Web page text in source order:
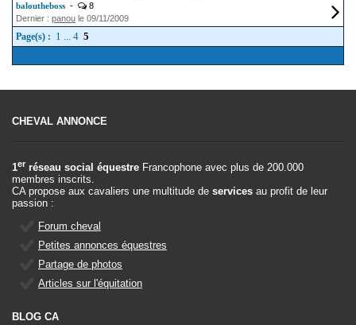
baloutheboss -
8
Dernier : panou le 09/11/2009
Page(s) : 1 ... 4 5
CHEVAL ANNONCE
1er réseau social équestre Francophone avec plus de 200.000
membres inscrits.
CA propose aux cavaliers une multitude de services au profit de leur
passion :
Forum cheval
Petites annonces équestres
Partage de photos
Articles sur l'équitation
BLOG CA